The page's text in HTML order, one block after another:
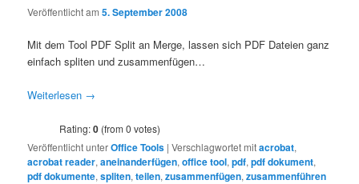
Veröffentlicht am5. September 2008
Mit dem Tool PDF Split an Merge, lassen sich PDF Dateien ganz
einfach spliten und zusammenfügen…
Weiterlesen →
Rating:0 (from 0 votes)
Veröffentlicht unterOffice Tools |Verschlagwortet mitacrobat,
acrobat reader,aneinanderfügen,office tool,pdf,pdf dokument,
pdf dokumente,spliten,teilen,zusammenfügen,zusammenführen